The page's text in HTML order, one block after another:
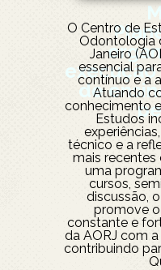
de
O Centro de
Odontologia
Janeiro
essencial
contínuo e a
Atuando
conhecimento
Estudos
técnico e a
mais
uma
cursos,
discussão,
promove
constante e
da AORJ com
contribuindo